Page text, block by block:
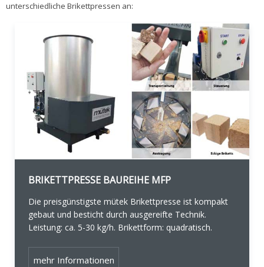
unterschiedliche Brikettpressen an:
BRIKETTPRESSE BAUREIHE MFP
Die preisgünstigste mütek Brikettpresse ist kompakt
gebaut und besticht durch ausgereifte Technik.
Leistung: ca. 5-30 kg/h. Brikettform: quadratisch.
mehr Informationen